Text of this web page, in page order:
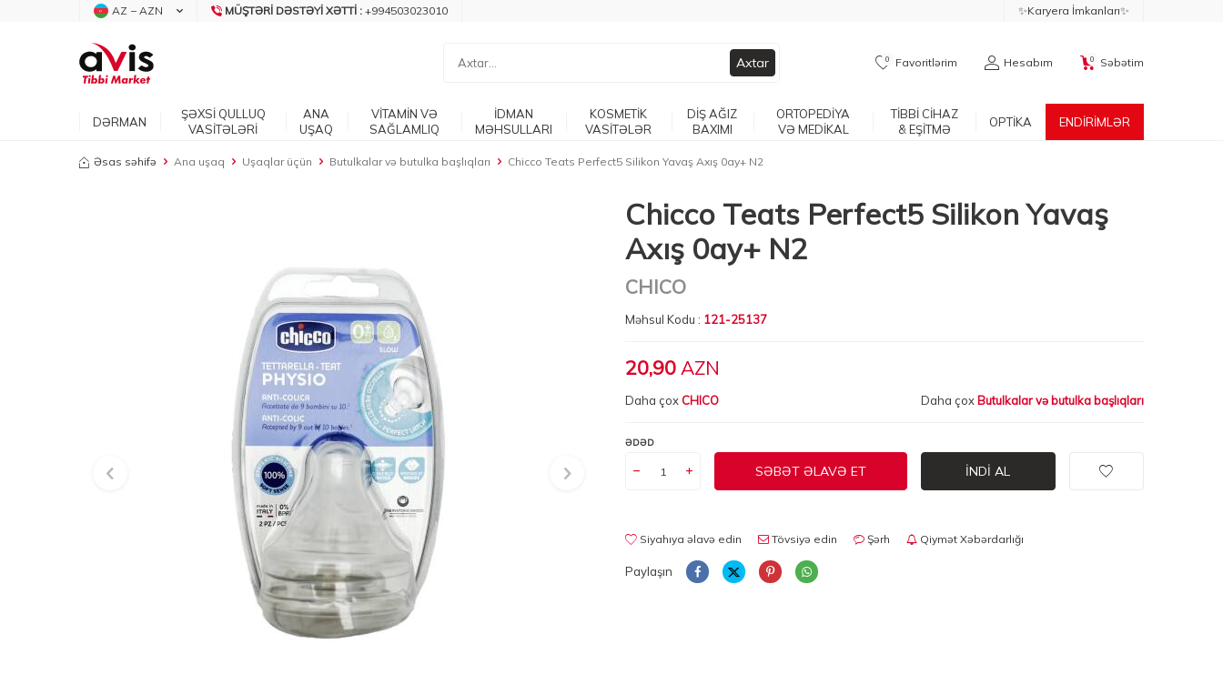
AZ − AZN MÜŞTƏRI DƏSTƏYI XƏTTI : +994503023010 ✨Karyera İmkanları✨
Axtar 0 Favoritlərim Hesabım 0 Səbətim
DƏRMAN
ŞƏXSİ QULLUQ
VASİTƏLƏRİ
ANA
UŞAQ
VİTAMİN VƏ
SAĞLAMLIQ
İDMAN
MƏHSULLARI
KOSMETİK
VASİTƏLƏR
DİŞ AĞIZ
BAXIMI
ORTOPEDİYA
VƏ MEDİKAL
TİBBİ CİHAZ
& EŞİTMƏ
OPTİKA ENDİRİMLƏR
Əsas səhifə Ana uşaq Uşaqlar üçün Butulkalar və butulka başlıqları Chicco Teats Perfect5 Silikon Yavaş Axış 0ay+ N2
Chicco Teats Perfect5 Silikon Yavaş
Axış 0ay+ N2
CHICO
Məhsul Kodu : 121-25137
20,90 AZN
Daha çoxCHICO Daha çox Butulkalar və butulka başlıqları
ƏDƏD
SƏBƏT ƏLAVƏ ET İNDI AL
Siyahıya əlavə edin Tövsiyə edin Şərh Qiymət Xəbərdarlığı
Paylaşın